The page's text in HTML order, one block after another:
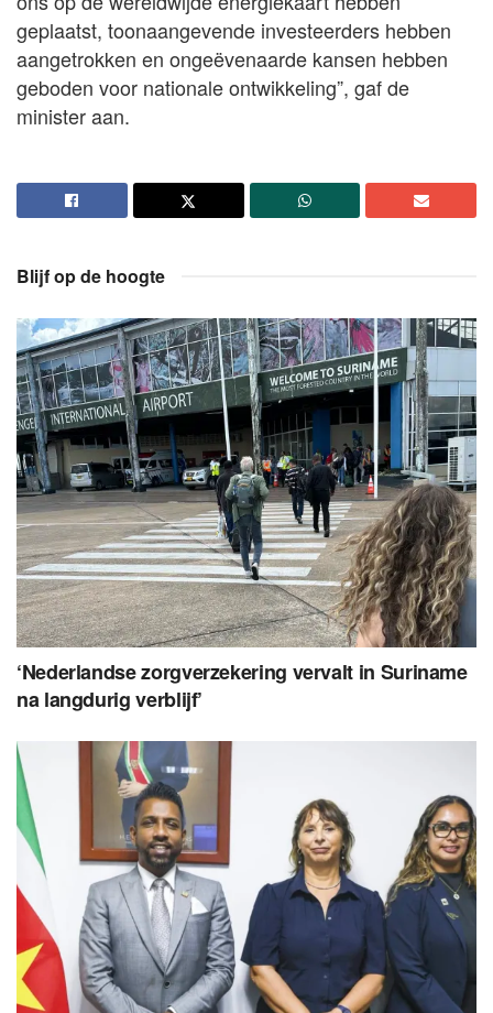
geplaatst, toonaangevende investeerders hebben
aangetrokken en ongeëvenaarde kansen hebben
geboden voor nationale ontwikkeling”, gaf de
minister aan.
Blijf op de hoogte
‘Nederlandse zorgverzekering vervalt in Suriname
na langdurig verblijf’